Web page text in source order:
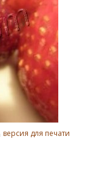
версия для печати